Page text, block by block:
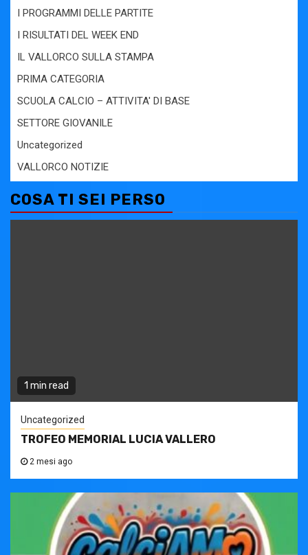
I PROGRAMMI DELLE PARTITE
I RISULTATI DEL WEEK END
IL VALLORCO SULLA STAMPA
PRIMA CATEGORIA
SCUOLA CALCIO – ATTIVITA' DI BASE
SETTORE GIOVANILE
Uncategorized
VALLORCO NOTIZIE
COSA TI SEI PERSO
1 min read
Uncategorized
TROFEO MEMORIAL LUCIA VALLERO
2 mesi ago